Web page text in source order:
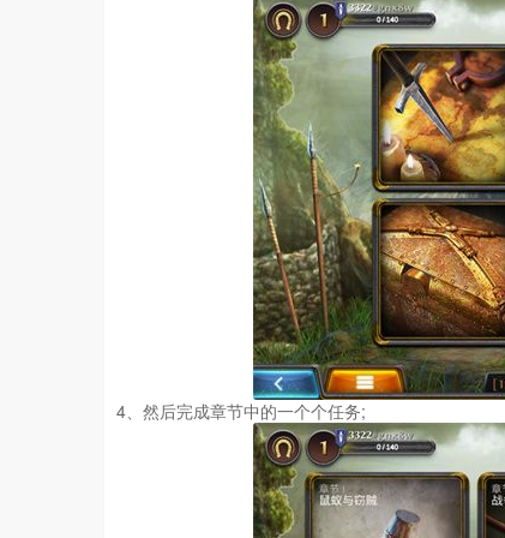
4、然后完成章节中的一个个任务;